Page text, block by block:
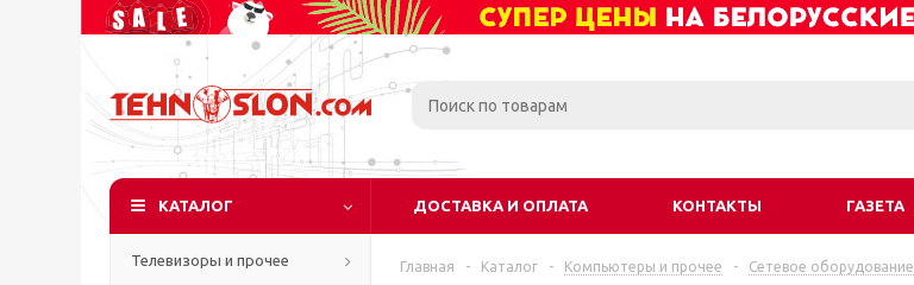
КАТАЛОГ ДОСТАВКА И ОПЛАТА КОНТАКТЫ ГАЗЕТА
Телевизоры и прочее Главная - Каталог - Компьютеры и прочее - Сетевое оборудование